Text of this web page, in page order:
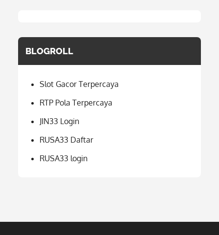
BLOGROLL
Slot Gacor Terpercaya
RTP Pola Terpercaya
JIN33 Login
RUSA33 Daftar
RUSA33 login